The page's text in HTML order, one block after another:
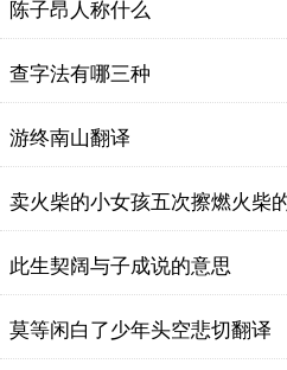
陈子昂人称什么
查字法有哪三种
游终南山翻译
卖火柴的小女孩五次擦燃火柴
此生契阔与子成说的意思
莫等闲白了少年头空悲切翻译